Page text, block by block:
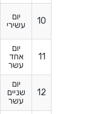
10
יום
עשירי
11
יום
אחד
עשר
12
יום
שניים
עשר